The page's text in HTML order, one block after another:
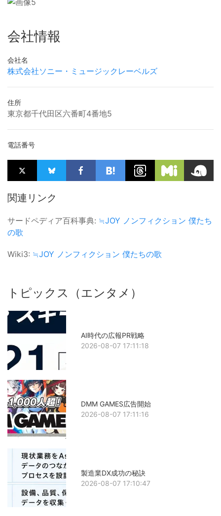
会社情報
会社名
株式会社ソニー・ミュージックレーベルズ
住所
東京都千代田区六番町4番地5
電話番号
関連リンク
サードペディア百科事典: ≒JOY ノンフィクション 僕たち
の歌
Wiki3: ≒JOY ノンフィクション 僕たちの歌
トピックス（エンタメ）
AI時代の広報PR戦略
2026-08-07 17:11:18
DMM GAMES広告開始
2026-08-07 17:11:16
製造業DX成功の秘訣
2026-08-07 17:10:47